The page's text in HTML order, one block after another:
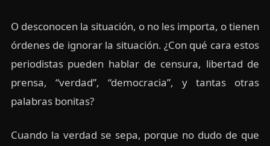
O desconocen la situación, o no les importa, o tienen
órdenes de ignorar la situación. ¿Con qué cara estos
periodistas pueden hablar de censura, libertad de
prensa, “verdad”, “democracia”, y tantas otras
palabras bonitas?
Cuando la verdad se sepa, porque no dudo de que